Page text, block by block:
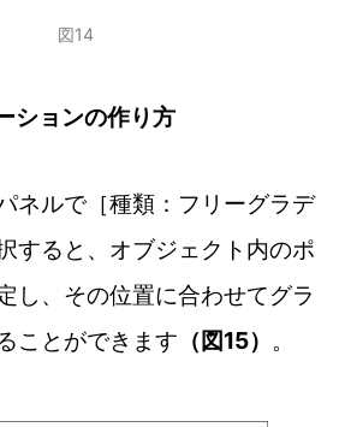
図14
ションの作り方
ネルで［種類：フリーグラデ
すると、オブジェクト内のポ
し、その位置に合わせてグラ
ことができます （図15） 。